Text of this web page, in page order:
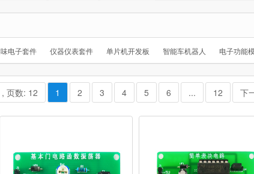
电子套件 仪器仪表套件 单片机开发板 智能车机器人 电子功能
页数: 12 1 2 3 4 5 6 ... 12 下